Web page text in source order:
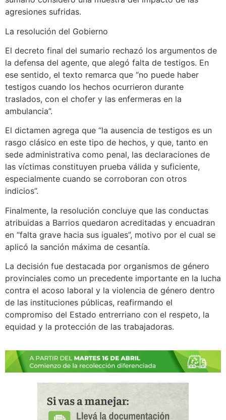
agresiones sufridas.
La resolución del Gobierno
El decreto final del sumario rechazó los argumentos de
la defensa del agente, que alegó falta de testigos. En
ese sentido, el texto remarca que “no puede haber
testigos cuando los hechos ocurrieron durante
traslados, con el chofer y las enfermeras en la
ambulancia”.
El dictamen agrega que “la ausencia de testigos es un
rasgo clásico en este tipo de hechos, y que, tanto en
sede administrativa como penal, las declaraciones de
las víctimas constituyen prueba válida y suficiente,
especialmente cuando se corroboran con otros
indicios”.
Finalmente, la resolución concluye que las conductas
atribuidas a Barrios quedaron acreditadas y encuadran
en “falta grave hacia sus iguales”, motivo por el cual se
aplicó la sanción máxima de cesantía.
La decisión fue destacada por organismos de género
provinciales como un precedente importante en la lucha
contra el acoso laboral y la violencia de género dentro
de las instituciones públicas, reafirmando el
compromiso del Estado entrerriano con el respeto, la
equidad y la protección de las trabajadoras.